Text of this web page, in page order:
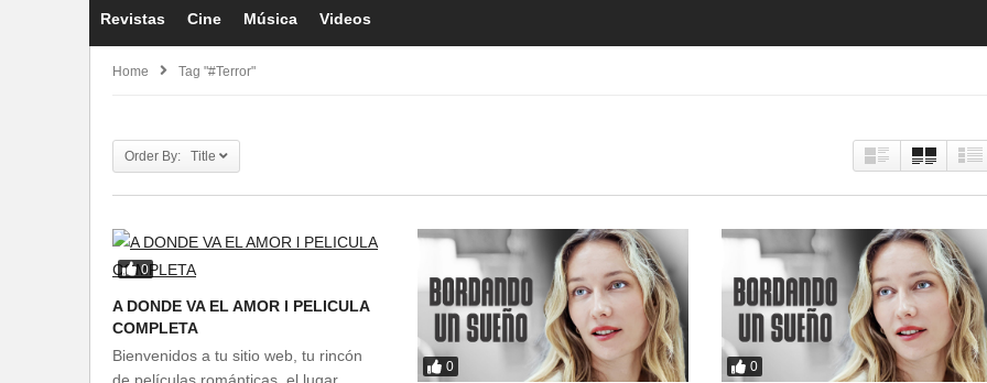
Revistas Cine Música Videos
Home Tag "#terror"
Order By: Title
0
A DONDE VA EL AMOR l PELICULA
COMPLETA
Bienvenidos a tu sitio web, tu rincón
0 0